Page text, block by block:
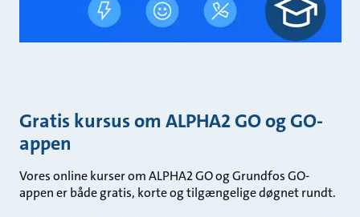
Gratis kursus om ALPHA2 GO og GO-
appen
Vores online kurser om ALPHA2 GO og Grundfos GO-
appen er både gratis, korte og tilgængelige døgnet rundt.